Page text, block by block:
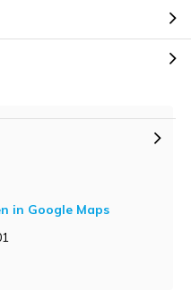
in Google Maps